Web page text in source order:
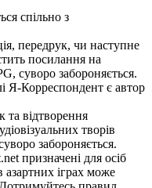
спільно з
передрук, чи наступне
посилання на
суворо забороняється.
Я-Корреспондент є автор
та відтворення
творів
забороняється.
призначені для осіб
іграх може